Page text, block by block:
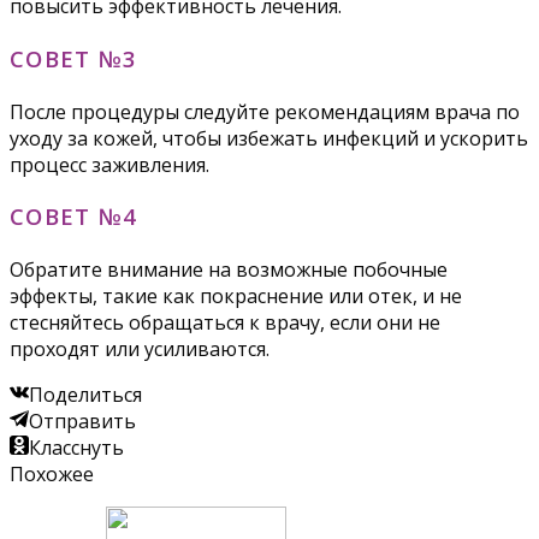
повысить эффективность лечения.
СОВЕТ №3
После процедуры следуйте рекомендациям врача по
уходу за кожей, чтобы избежать инфекций и ускорить
процесс заживления.
СОВЕТ №4
Обратите внимание на возможные побочные
эффекты, такие как покраснение или отек, и не
стесняйтесь обращаться к врачу, если они не
проходят или усиливаются.
Поделиться
Отправить
Класснуть
Похожее